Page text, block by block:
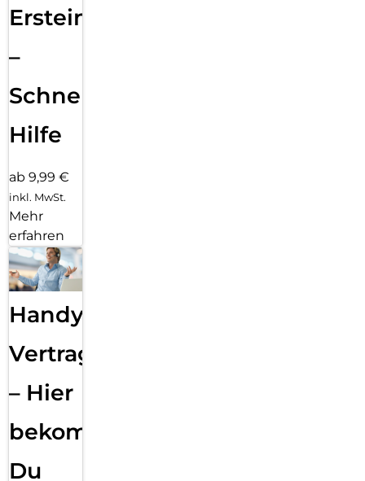
Ersteinrichtung
–
Schnelle
Hilfe
ab 9,99 €
inkl. MwSt.
Mehr
erfahren
Handy
Vertragsabwicklung
– Hier
bekommst
Du